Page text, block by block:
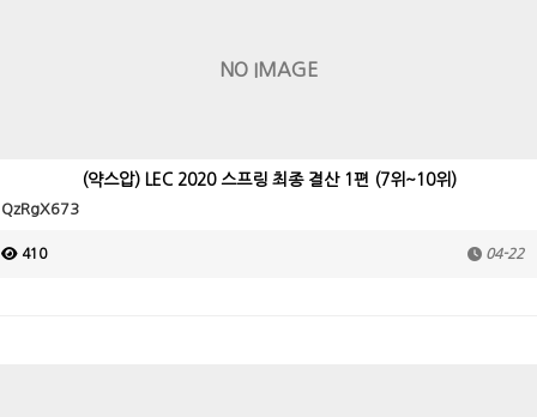
NO IMAGE
(약스압) LEC 2020 스프링 최종 결산 1편 (7위~10위)
QzRgX673
410 04-22